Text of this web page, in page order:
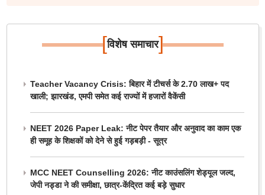
[विशेष समाचार]
Teacher Vacancy Crisis: बिहार में टीचर्स के 2.70 लाख+ पद
खाली; झारखंड, एमपी समेत कई राज्यों में हजारों वैकेंसी
NEET 2026 Paper Leak: नीट पेपर तैयार और अनुवाद का काम एक
ही समूह के शिक्षकों को देने से हुई गड़बड़ी - सूत्र
MCC NEET Counselling 2026: नीट काउंसलिंग शेड्यूल जल्द,
जेपी नड्डा ने की समीक्षा, छात्र-केंद्रित कई बड़े सुधार